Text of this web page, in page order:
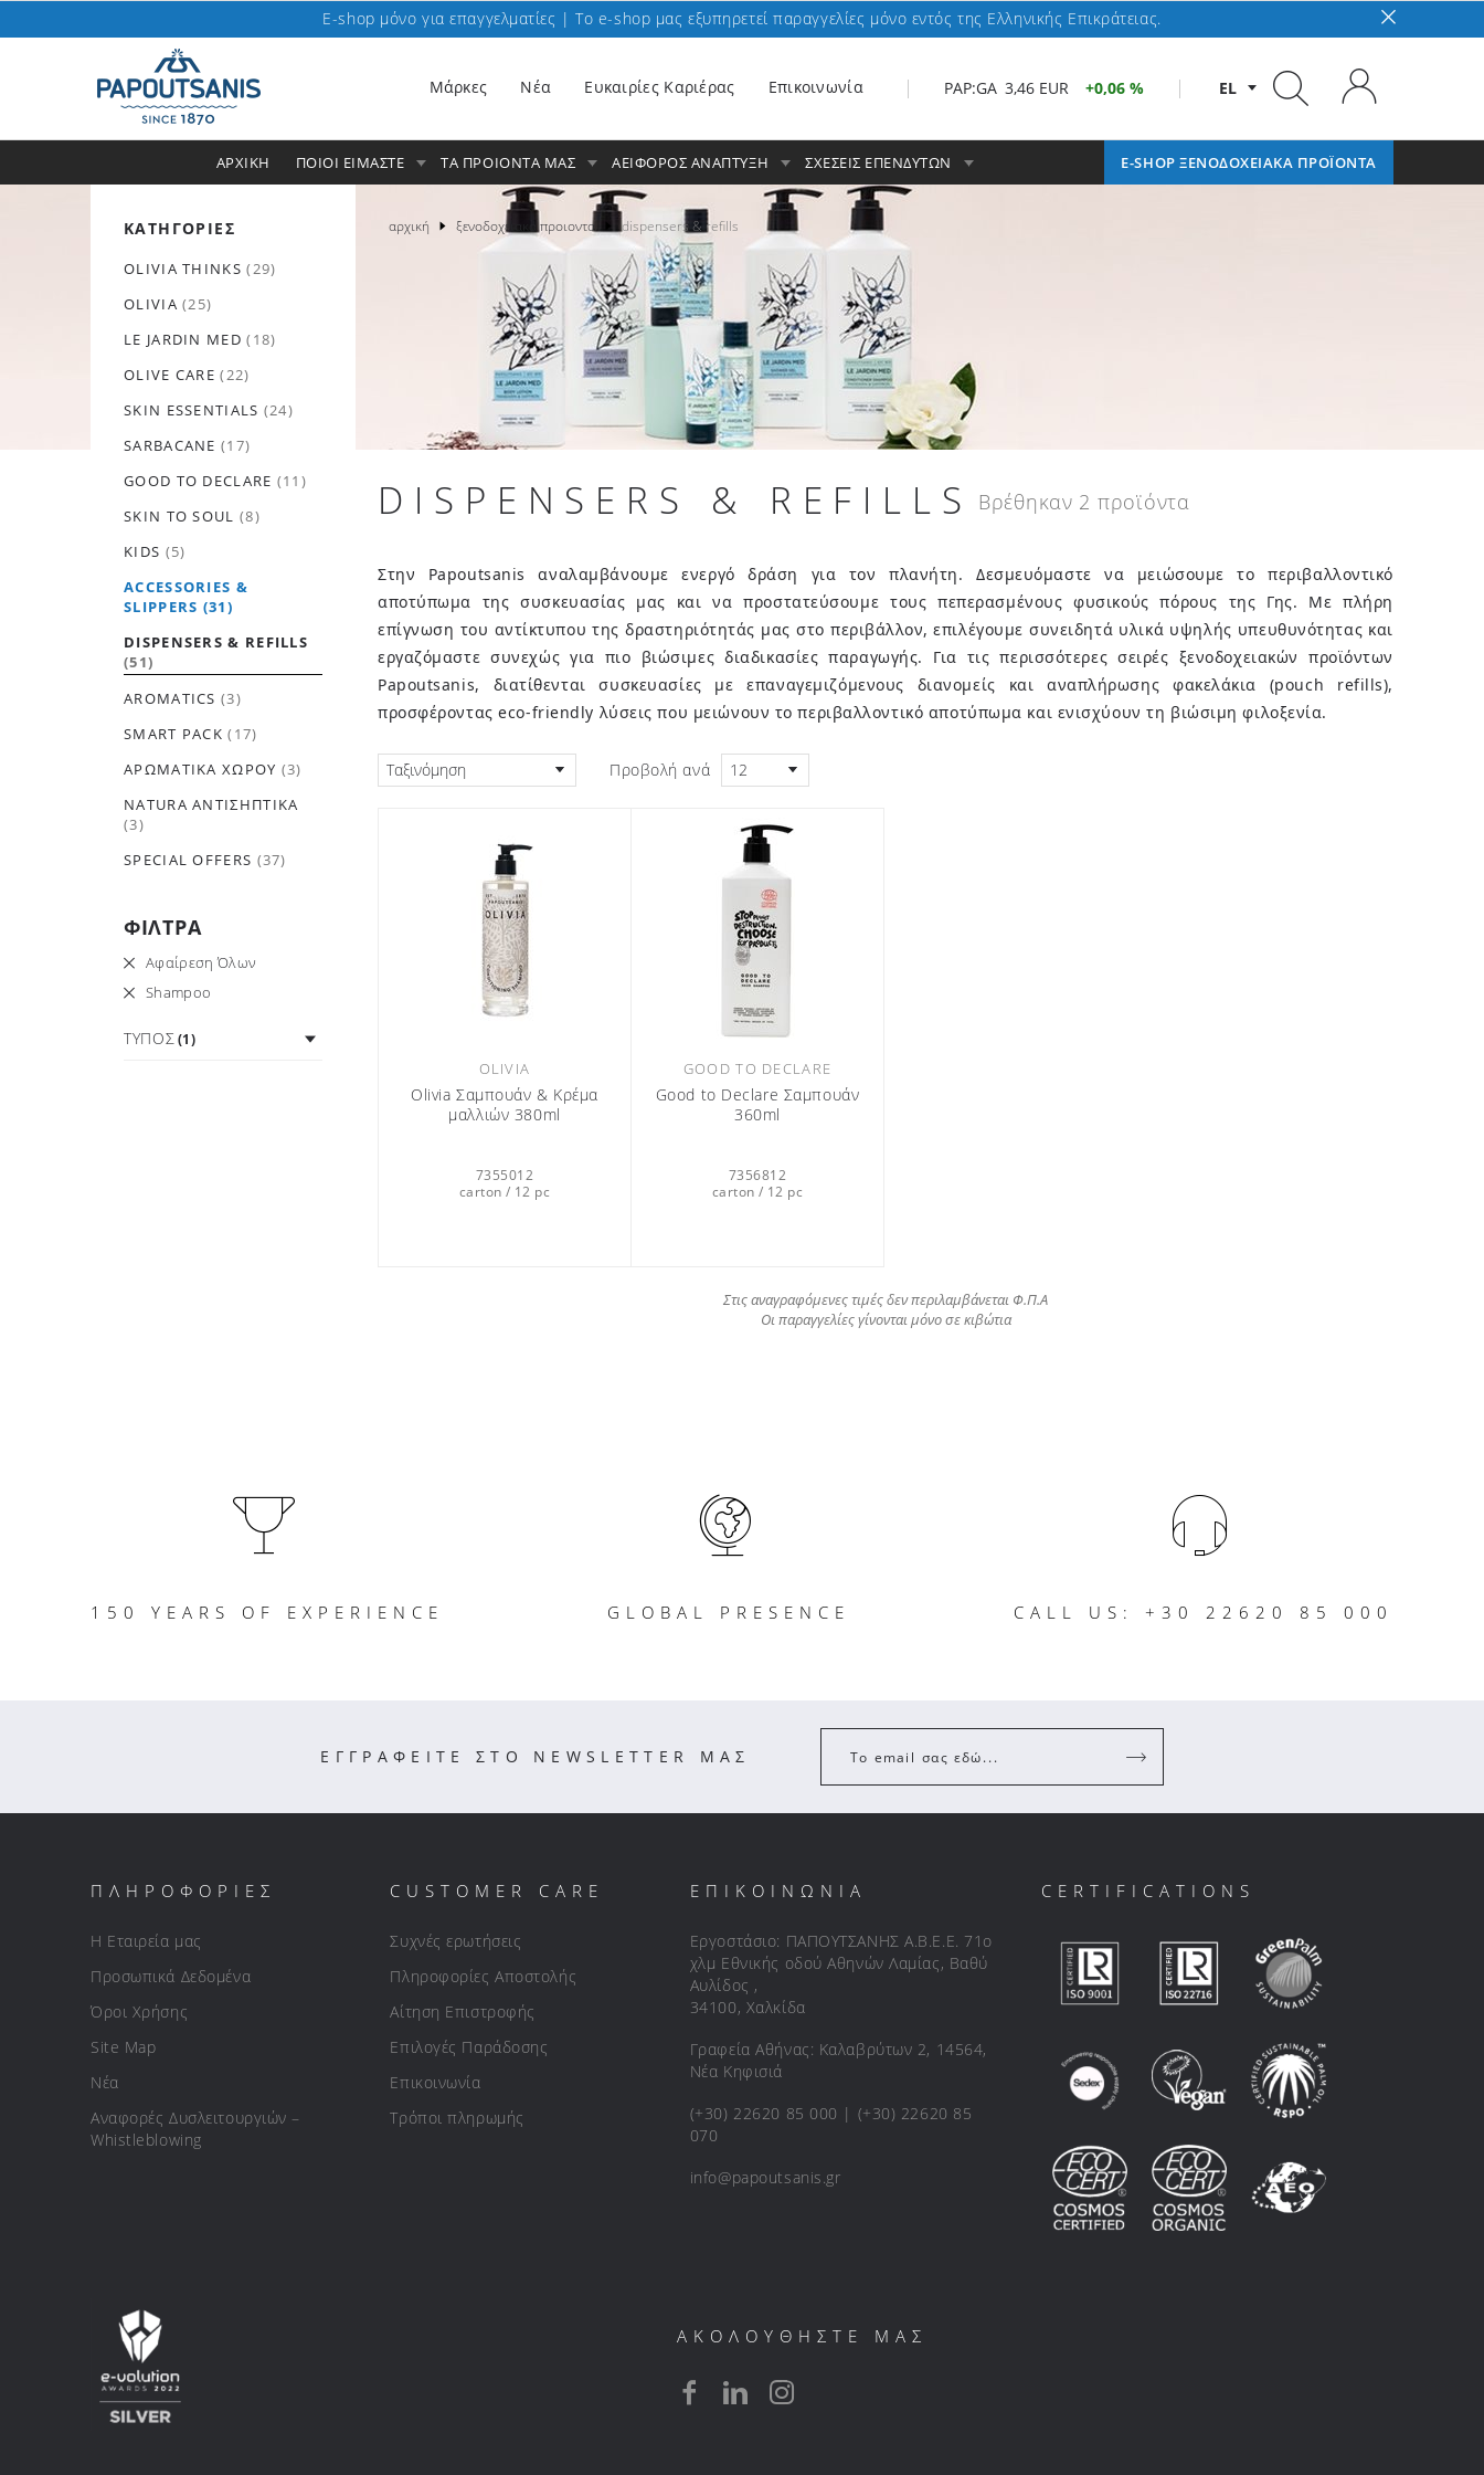
E-shop μόνο για επαγγελματίες | To e-shop μας εξυπηρετεί παραγγελίες μόνο εντός της Ελληνικής Επικράτειας.
EL
PAP:GA 3,46 EUR 0,06 %
Μάρκες Nέα Ευκαιρίες Καριέρας Επικοινωνία
ΑΡΧΙΚΗ ΠΟΙΟΙ ΕΙΜΑΣΤΕ E-SHOP ΞΕΝΟΔΟΧΕΙΑΚΑ ΠΡΟΪΟΝΤΑ
ΤΑ ΠΡΟΙΟΝΤΑ ΜΑΣ ΑΕΙΦΟΡΟΣ ΑΝΑΠΤΥΞΗ ΣΧΕΣΕΙΣ ΕΠΕΝΔΥΤΩΝ
ΚΑΤΗΓΟΡΙΕΣ
OLIVIA THINKS(29)
OLIVIA(25)
LE JARDIN MED(18)
OLIVE CARE(22)
SKIN ESSENTIALS (24)
SARBACANE(17)
GOOD TO DECLARE (11)
SKIN TO SOUL (8)
KIDS (5)
ACCESSORIES &
SLIPPERS (31)
DISPENSERS & REFILLS
(51)
AROMATICS(3)
SMART PACK(17)
ΑΡΩΜΑΤΙΚΆ ΧΏΡΟΥ (3)
NATURA ΑΝΤΙΣΗΠΤΙΚΆ
(3)
SPECIAL OFFERS (37)
ΦΙΛΤΡΑ
Αφαίρεση Όλων
Shampoo
ΤΥΠΟΣ(1)
αρχική ξενοδοχειακα προιοντα dispensers & refills
DISPENSERS & REFILLS Βρέθηκαν 2 προϊόντα
Στην Papoutsanis αναλαμβάνουμε ενεργό δράση για τον πλανήτη. Δεσμευόμαστε να μειώσουμε το περιβαλλοντικό
αποτύπωμα της συσκευασίας μας και να προστατεύσουμε τους πεπερασμένους φυσικούς πόρους της Γης. Με πλήρη
επίγνωση του αντίκτυπου της δραστηριότητάς μας στο περιβάλλον, επιλέγουμε συνειδητά υλικά υψηλής υπευθυνότητας και
εργαζόμαστε συνεχώς για πιο βιώσιμες διαδικασίες παραγωγής. Για τις περισσότερες σειρές ξενοδοχειακών προϊόντων
Papoutsanis, διατίθενται συσκευασίες με επαναγεμιζόμενους διανομείς και αναπλήρωσης φακελάκια (pouch refills),
προσφέροντας eco-friendly λύσεις που μειώνουν το περιβαλλοντικό αποτύπωμα και ενισχύουν τη βιώσιμη φιλοξενία.
Ταξινόμηση Προβολή ανά 12
OLIVIA
Olivia Σαμπουάν & Κρέμα
μαλλιών 380ml
7355012
carton / 12 pc
GOOD TO DECLARE
Good to Declare Σαμπουάν
360ml
7356812
carton / 12 pc
Στις αναγραφόμενες τιμές δεν περιλαμβάνεται Φ.Π.Α
Οι παραγγελίες γίνονται μόνο σε κιβώτια
150 YEARS OF EXPERIENCE GLOBAL PRESENCE CALL US: +30 22620 85 000
ΕΓΓΡΑΦΕΙΤΕ ΣΤΟ NEWSLETTER ΜΑΣ Το email σας εδώ...
ΠΛΗΡΟΦΟΡΙΕΣ
Η Εταιρεία μας
Προσωπικά Δεδομένα
Όροι Χρήσης
Site Map
Νέα
Αναφορές Δυσλειτουργιών –
Whistleblowing
CUSTOMER CARE
Συχνές ερωτήσεις
Πληροφορίες Αποστολής
Αίτηση Επιστροφής
Επιλογές Παράδοσης
Επικοινωνία
Τρόποι πληρωμής
ΕΠΙΚΟΙΝΩΝΙΑ
Εργοστάσιο: ΠΑΠΟΥΤΣΑΝΗΣ Α.Β.Ε.Ε. 71ο
χλμ Εθνικής οδού Αθηνών Λαμίας, Βαθύ
Αυλίδος ,
34100, Χαλκίδα
Γραφεία Αθήνας: Καλαβρύτων 2, 14564,
Νέα Κηφισιά
(+30) 22620 85 000 | (+30) 22620 85
070
info@papoutsanis.gr
CERTIFICATIONS
ΑΚΟΛΟΥΘΗΣΤΕ ΜΑΣ